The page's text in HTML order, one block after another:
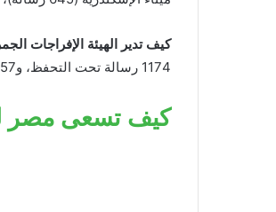
كيف تدير الهيئة الإفراجات
1174 رسالة تحت التحفظ، و457 رسالة ضمن الإفراج السريع لضمان سلامة الغذاء وتسريع التداول.
كيف تسعى مصر